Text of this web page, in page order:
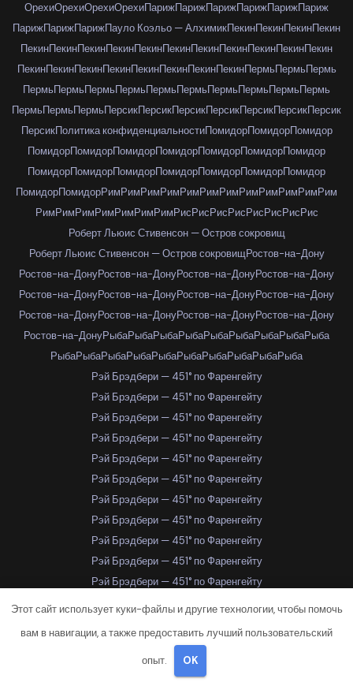
ОрехиОрехиОрехиОрехиПарижПарижПарижПарижПарижПариж
ПарижПарижПарижПауло Коэльо — АлхимикПекинПекинПекинПекин
ПекинПекинПекинПекинПекинПекинПекинПекинПекинПекинПекин
ПекинПекинПекинПекинПекинПекинПекинПекинПермьПермьПермь
ПермьПермьПермьПермьПермьПермьПермьПермьПермьПермь
ПермьПермьПермьПерсикПерсикПерсикПерсикПерсикПерсикПерсик
ПерсикПолитика конфиденциальностиПомидорПомидорПомидор
ПомидорПомидорПомидорПомидорПомидорПомидорПомидор
ПомидорПомидорПомидорПомидорПомидорПомидорПомидор
ПомидорПомидорРимРимРимРимРимРимРимРимРимРимРимРим
РимРимРимРимРимРимРимРисРисРисРисРисРисРисРис
Роберт Льюис Стивенсон — Остров сокровищ
Роберт Льюис Стивенсон — Остров сокровищРостов-на-Дону
Ростов-на-ДонуРостов-на-ДонуРостов-на-ДонуРостов-на-Дону
Ростов-на-ДонуРостов-на-ДонуРостов-на-ДонуРостов-на-Дону
Ростов-на-ДонуРостов-на-ДонуРостов-на-ДонуРостов-на-Дону
Ростов-на-ДонуРыбаРыбаРыбаРыбаРыбаРыбаРыбаРыбаРыба
РыбаРыбаРыбаРыбаРыбаРыбаРыбаРыбаРыбаРыба
Рэй Брэдбери — 451° по Фаренгейту
Рэй Брэдбери — 451° по Фаренгейту
Рэй Брэдбери — 451° по Фаренгейту
Рэй Брэдбери — 451° по Фаренгейту
Рэй Брэдбери — 451° по Фаренгейту
Рэй Брэдбери — 451° по Фаренгейту
Рэй Брэдбери — 451° по Фаренгейту
Рэй Брэдбери — 451° по Фаренгейту
Рэй Брэдбери — 451° по Фаренгейту
Рэй Брэдбери — 451° по Фаренгейту
Рэй Брэдбери — 451° по Фаренгейту
Рэй Брэдбери — 451° по Фаренгейту
Рэй Брэдбери — 451° по Фаренгейту
Рэй Брэдбери — 451° по Фаренгейту
Этот сайт использует куки-файлы и другие технологии, чтобы помочь
вам в навигации, а также предоставить лучший пользовательский
опыт. OK